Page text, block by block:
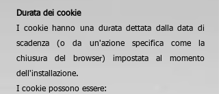
Durata dei cookie
I cookie hanno una durata dettata dalla data di
scadenza (o da un'azione specifica come la
chiusura del browser) impostata al momento
dell'installazione.
I cookie possono essere: